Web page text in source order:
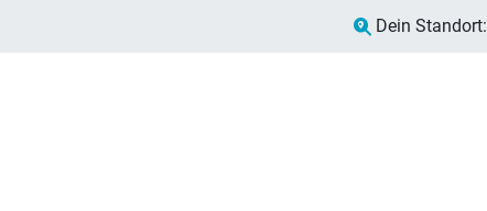
Dein Standort: